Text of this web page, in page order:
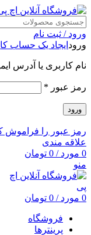
ورود / ثبت نام
ورود ایجاد یک حساب
نام کاربری یا آدرس
رمز عبور *
ورود
رمز عبور را فراموش
علاقه مندی
0 مورد /
0 تومان
منو
0 مورد /
0 تومان
فروشگاه
پرینترها